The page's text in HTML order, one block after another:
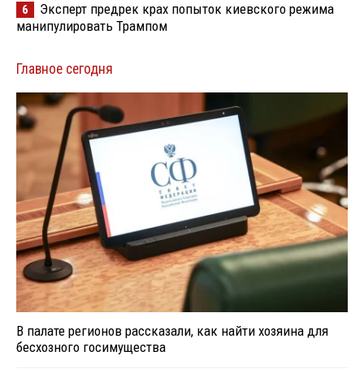
6
Эксперт предрек крах попыток киевского режима
манипулировать Трампом
Главное сегодня
В палате регионов рассказали, как найти хозяина для
бесхозного госимущества